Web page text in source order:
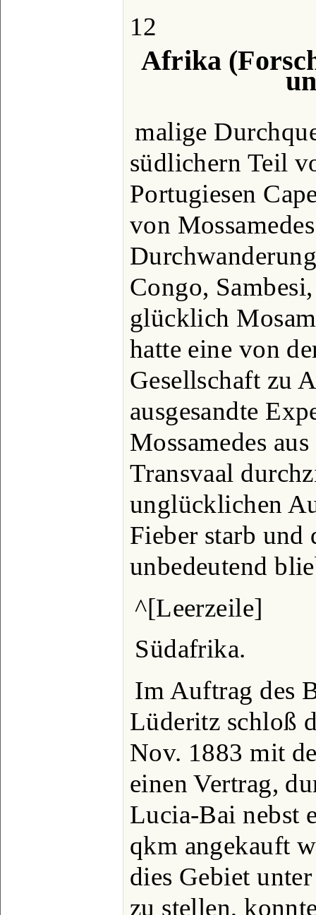
12
Afrika
malige
südlichern Teil
Portugiesen
von
Congo,
glücklich
hatte eine von
Gesellschaft zu
ausgesandte
Mossamedes
Transvaal
unglücklichen
Fieber starb und
unbedeutend
^[Leerzeile]
Südafrika.
Im Auftrag des
Lüderitz schloß
Nov. 1883 mit
einen Vertrag,
Lucia-Bai nebst
qkm angekauft
dies Gebiet
zu stellen,